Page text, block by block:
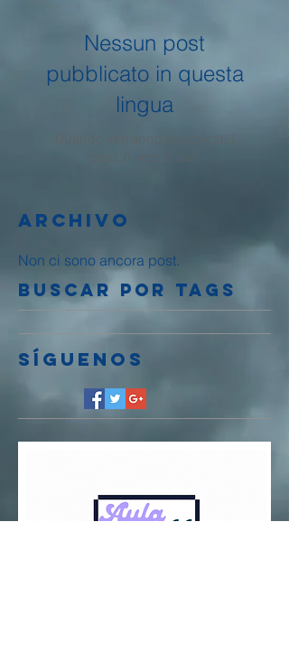
Nessun post
pubblicato in questa
lingua
Quando verranno pubblicati i
post, li vedrai qui.
Archivo
Non ci sono ancora post.
Buscar por tags
Síguenos